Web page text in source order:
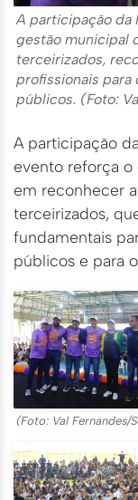
A participação da
gestão municipal
terceirizados,
profissionais para
públicos. (Foto:
A participação
evento reforça
em reconhecer
terceirizados,
fundamentais
públicos e para
(Foto: Val Fernandes/